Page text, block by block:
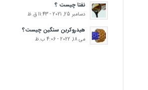
نفتا چیست ؟
دسامبر 25, 2021 - 11:43 ق.ظ
هیدروکربن سنگین چیست؟
می 18, 2022 - 4:06 ب.ظ